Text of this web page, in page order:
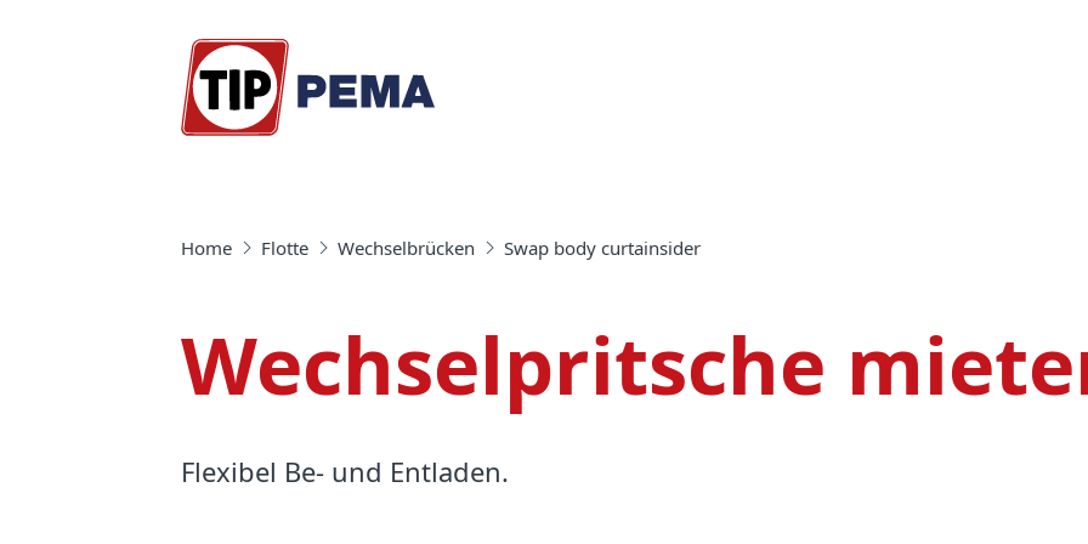
Home Flotte Wechselbrücken Swap body curtainsider
Wechselpritsche
Flexibel Be- und Entladen.